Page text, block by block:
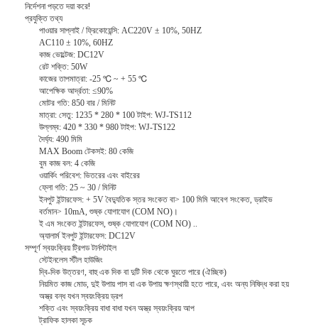
নির্দেশনা পড়তে দয়া করে!
প্রযুক্তি তথ্য
পাওয়ার সাপ্লাই / ফ্রিকোয়েন্সি: AC220V ± 10%, 50HZ
AC110 ± 10%, 60HZ
কাজ ভোল্টেজ: DC12V
রেট শক্তি: 50W
কাজের তাপমাত্রা: -25 ℃ ~ + 55 ℃
আপেক্ষিক আর্দ্রতা: ≤90%
মোটর গতি: 850 বার / মিনিট
মাত্রা: সেতু: 1235 * 280 * 100 টাইপ: WJ-TS112
উল্লম্ব: 420 * 330 * 980 টাইপ: WJ-TS122
দৈর্ঘ্য: 490 মিমি
MAX Boom টেকসই: 80 কেজি
বুম কাজ বল: 4 কেজি
ওয়ার্কিং পরিবেশ: ভিতরের এবং বাইরের
ফ্লো গতি: 25 ~ 30 / মিনিট
ইনপুট ইন্টারফেস: + 5V বৈদ্যুতিক স্তর সংকেত বা> 100 মিমি আবেগ সংকেত, ড্রাইভ
বর্তমান> 10mA, শুষ্ক যোগাযোগ (COM NO)।
ই এম সংকেত ইন্টারফেস, শুষ্ক যোগাযোগ (COM NO) ..
অ্যালার্ম ইনপুট ইন্টারফেস: DC12V
সম্পূর্ণ স্বয়ংক্রিয় ট্রিপড টার্নস্টাইল
স্টেইনলেস স্টীল হাউজিং
দ্বি-দিক উত্তরণ, বাহু এক দিক বা দুটি দিক থেকে ঘুরতে পারে (ঐচ্ছিক)
নিয়মিত কাজ মোড, দুই উপায় পাস বা এক উপায় ক্ষণস্থায়ী হতে পারে, এবং অন্য নিষিদ্ধ করা হয়
অস্ত্র বন্ধ যখন স্বয়ংক্রিয় ড্রপ
শক্তি এবং স্বয়ংক্রিয় বাধা বাধা যখন অস্ত্র স্বয়ংক্রিয় আপ
ট্রাফিক হালকা সূচক